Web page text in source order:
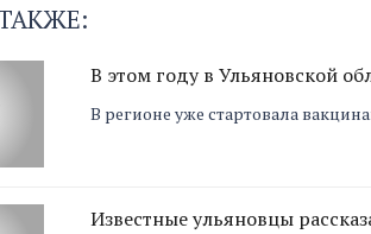
В этом году в Ульяновской
В регионе уже стартовала
Известные ульяновцы